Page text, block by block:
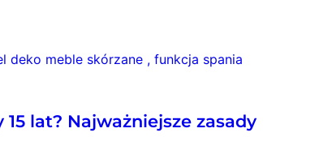
15 lat? Najważniejsze zasady